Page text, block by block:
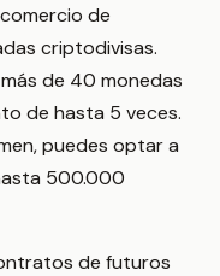
de
criptodivisas.
de 40 monedas
de hasta 5 veces.
puedes optar a
500.000
de futuros